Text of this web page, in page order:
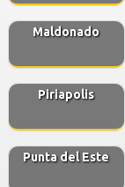
Maldonado
Piriapolis
Punta del Este